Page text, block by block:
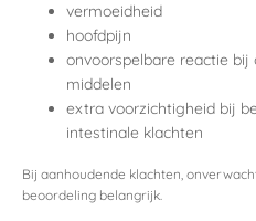
vermoeidheid
hoofdpijn
onvoorspelbare reactie bij
middelen
extra voorzichtigheid bij
intestinale klachten
Bij aanhoudende klachten,
beoordeling belangrijk.